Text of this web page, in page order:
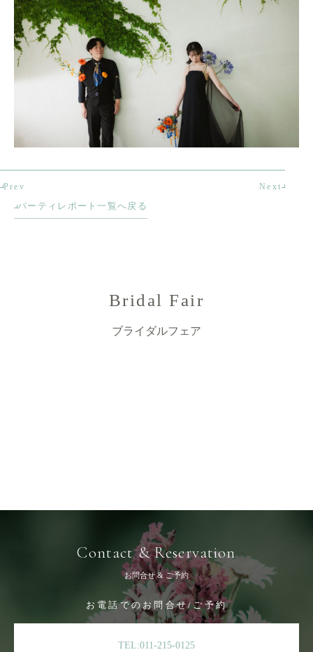
Prev Next
パーティレポート一覧へ戻る
Bridal Fair
ブライダルフェア
Contact & Reservation
お問合せ & ご予約
お電話でのお問合せ/ご予約
TEL:011-215-0125